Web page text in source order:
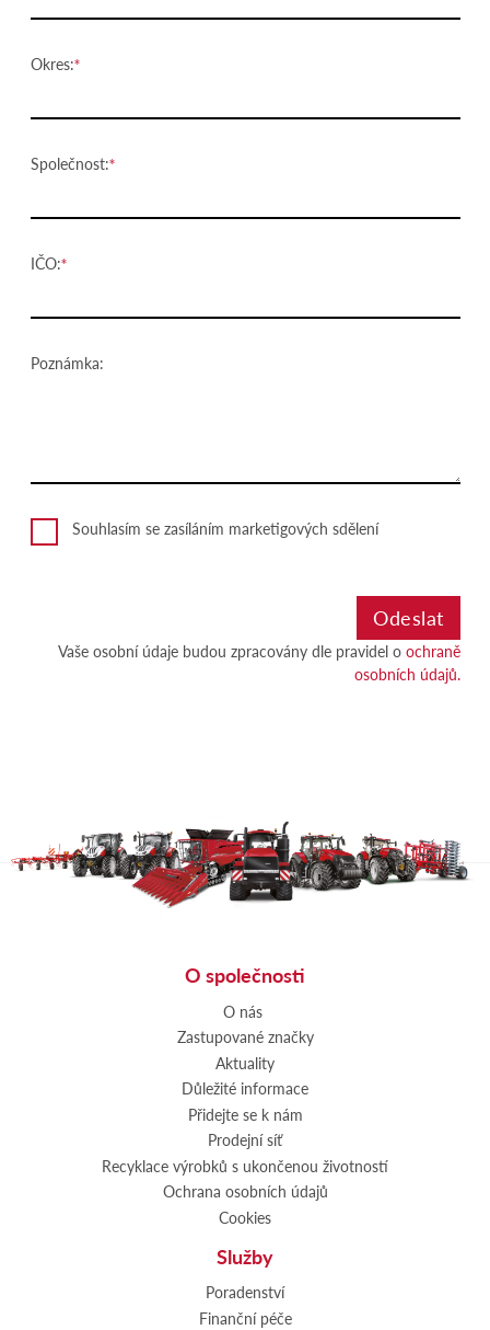
Okres:
Společnost:
IČO:
Poznámka:
Souhlasím se zasíláním marketigových sdělení
Vaše osobní údaje budou zpracovány dle pravidel o ochraně
osobních údajů.
O společnosti
O nás
Zastupované značky
Aktuality
Důležité informace
Přidejte se k nám
Prodejní síť
Recyklace výrobků s ukončenou životností
Ochrana osobních údajů
Cookies
Služby
Poradenství
Finanční péče